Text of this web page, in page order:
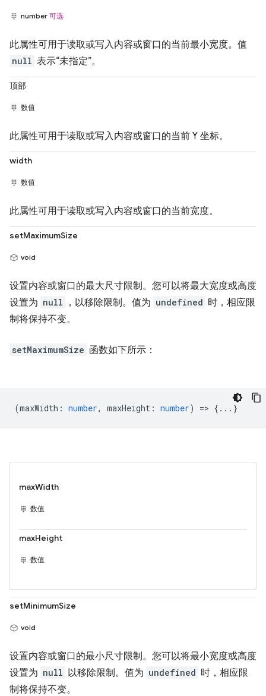
number 可选
此属性可用于读取或写入内容或窗口的当前最小宽度。值
null 表示“未指定”。
顶部
数值
此属性可用于读取或写入内容或窗口的当前 Y 坐标。
width
数值
此属性可用于读取或写入内容或窗口的当前宽度。
setMaximumSize
void
设置内容或窗口的最大尺寸限制。您可以将最大宽度或高度
设置为 null ，以移除限制。值为 undefined 时，相应限
制将保持不变。
setMaximumSize 函数如下所示：
(maxWidth : number, maxHeight : number) => {...}
maxWidth
数值
maxHeight
数值
setMinimumSize
void
设置内容或窗口的最小尺寸限制。您可以将最小宽度或高度
设置为 null 以移除限制。值为 undefined 时，相应限
制将保持不变。